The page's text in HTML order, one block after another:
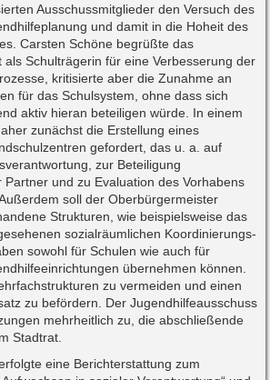
Ausschussmitglieder den Versuch des
und damit in die Hoheit des
Carsten Schöne begrüßte das
als Schulträgerin für eine Verbesserung der
kritisierte aber die Zunahme an
für das Schulsystem, ohne dass sich
aktiv hieran beteiligen würde. In einem
zunächst die Erstellung eines
gefordert, das u. a. auf
zur Beteiligung
und zu Evaluation des Vorhabens
soll der Oberbürgermeister
Strukturen, wie beispielsweise das
sozialräumlichen Koordinierungs-
sowohl für Schulen wie auch für
übernehmen können.
zu vermeiden und einen
zu befördern. Der Jugendhilfeausschuss
mehrheitlich zu, die abschließende
Stadtrat.
eine Berichterstattung zum